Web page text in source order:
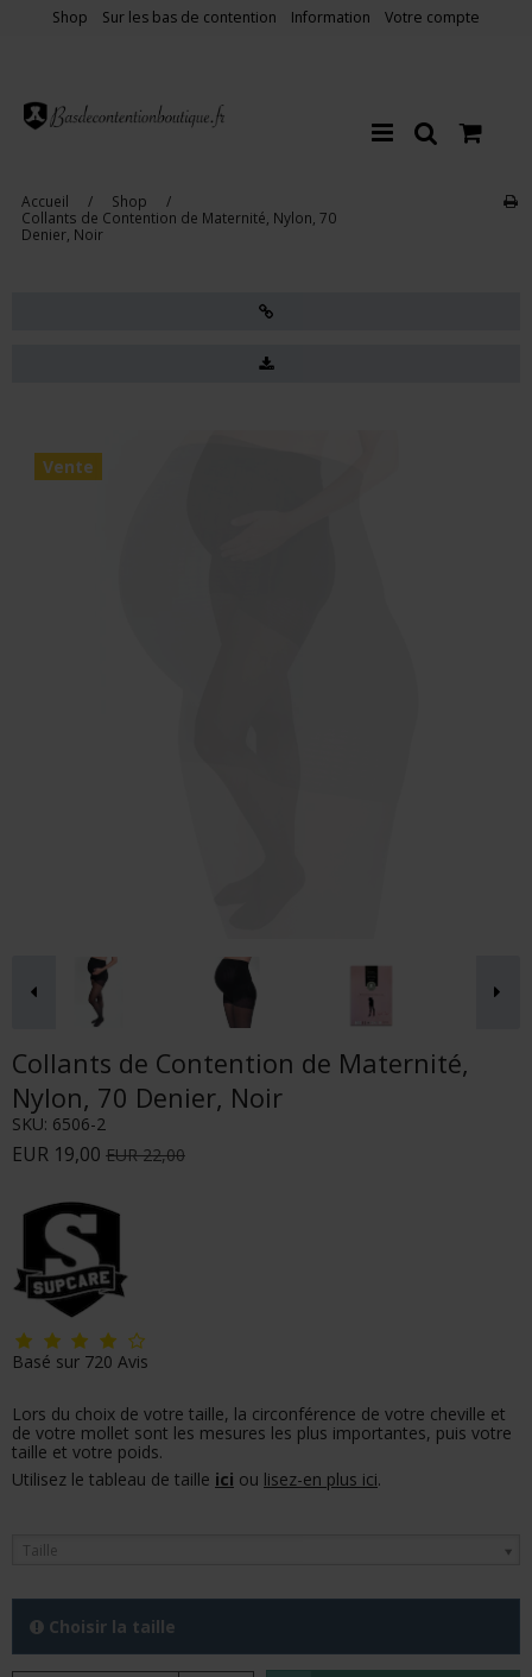
Shop Sur les bas de contention Information Votre compte
Accueil / Shop
/
Collants de Contention de Maternité, Nylon, 70
Denier, Noir
Vente
Collants de Contention de Maternité,
Nylon, 70 Denier, Noir
SKU: 6506-2
EUR 19,00 EUR 22,00
Basé sur 720 Avis
Lors du choix de votre taille, la circonférence de votre cheville et
de votre mollet sont les mesures les plus importantes, puis votre
taille et votre poids.
Utilisez le tableau de taille ici ou lisez-en plus ici.
Taille
Choisir la taille